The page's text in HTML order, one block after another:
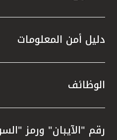
دليل أمن المعلومات
الوظائف
رقم "الآيبان" ورمز